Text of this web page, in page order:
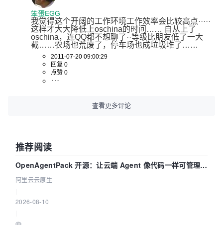
笨蛋EGG
我觉得这个开阔的工作环境工作效率会比较高点·····
这样才大大降低上oschina的时间…… 自从上了
oschina，连QQ都不想聊了··等级比朋友低了一大
截……农场也荒废了，停车场也成垃圾堆了……
2011-07-20 09:00:29
回复 0
点赞 0
查看更多评论
推荐阅读
OpenAgentPack 开源：让云端 Agent 像代码一样可管理、
可迁移
阿里云云原生
2026-08-10